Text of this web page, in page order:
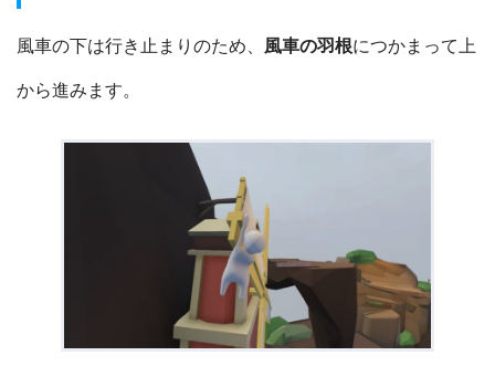
風車の下は行き止まりのため、 風車の羽根につかまって上
から進みます。